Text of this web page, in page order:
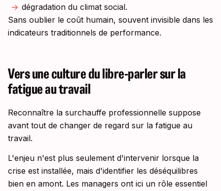
dégradation du climat social.
Sans oublier le coût humain, souvent invisible dans les
indicateurs traditionnels de performance.
Vers une culture du libre-parler sur la
fatigue au travail
Reconnaître la surchauffe professionnelle suppose
avant tout de changer de regard sur la fatigue au
travail.
L'enjeu n'est plus seulement d'intervenir lorsque la
crise est installée, mais d'identifier les déséquilibres
bien en amont. Les managers ont ici un rôle essentiel